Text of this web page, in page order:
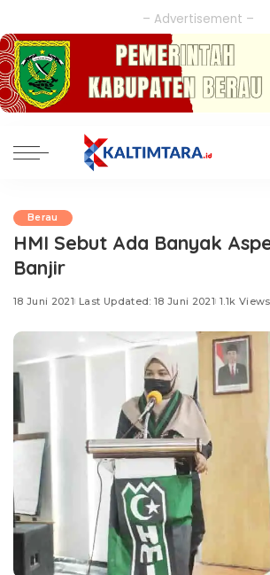
– Advertisement –
Berau
HMI Sebut Ada Banyak
Banjir
18 Juni 2021 Last Updated: 18 Juni 2021 1.1k Views